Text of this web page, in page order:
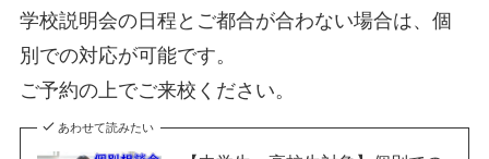
学校説明会の日程とご都合が合わない場合は、個
別での対応が可能です。
ご予約の上でご来校ください。
あわせて読みたい